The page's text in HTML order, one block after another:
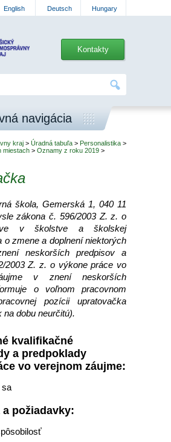
English Deutsch Hungary
Kontakty
navigácia
kraj > Úradná tabuľa > Personalistika >
miestach > Oznamy z roku 2019 >
škola, Gemerská 1, 040 11
zákona č. 596/2003 Z. z. o
v školstve a školskej
o zmene a doplnení niektorých
neskorších predpisov a
2003 Z. z. o výkone práce vo
v znení neskorších
o voľnom pracovnom
pozícii upratovačka
na dobu neurčitú).
kvalifikačné
a predpoklady
vo verejnom záujme:
sa
požiadavky: